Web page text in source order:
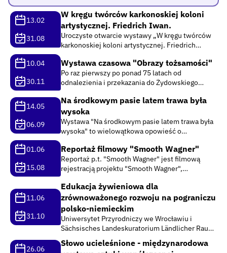
13.02
31.08
W kręgu twórców karkonoskiej koloni
artystycznej. Friedrich Iwan.
Uroczyste otwarcie wystawy „W kręgu twórców
karkonoskiej koloni artystycznej. Friedrich
Górze. Przedsięwzięcie dofinansowane ze
środków Fundacji Współpracy Polsko –
Niemieckiej.
10.04
30.11
Wystawa czasowa "Obrazy tożsamości"
Po raz pierwszy po ponad 75 latach od
odnalezienia i przekazania do Żydowskiego
Ringelbluma zostaje zaprezentowane
ikonograficzne archiwum przedwojennego
Muzeum Żydowskiego w Berlinie - unikatowy
zbiór...
14.05
06.09
Na środkowym pasie latem trawa była
wysoka
Wystawa "Na środkowym pasie latem trawa była
wysoka" to wielowątkowa opowieść o
ulegał dolnośląski odcinek autostrady A4.
Opowieść o przemianach nie tylko
infrastrukturalnych,...
01.06
15.08
Reportaż filmowy "Smooth Wagner"
Reportaż p.t. "Smooth Wagner" jest filmową
rejestracją projektu "Smooth Wagner",
Pokoleniom od roku 2025 dla uhonorowania
prezydencji Polski w Unii Europejskiej.
Prezentuje arie i uwertury z...
11.06
31.10
Edukacja żywieniowa dla
zrównoważonego rozwoju na pograniczu
polsko-niemieckim
Uniwersytet Przyrodniczy we Wrocławiu i
Sächsisches Landeskuratorium Ländlicher Raum
e. V. organizują warsztaty dotyczące zdrowego
odżywiania i zrównoważonego rozwoju dla
26.06
Słowo ucieleśnione - międzynarodowa